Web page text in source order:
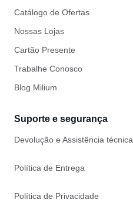
Catálogo de Ofertas
Nossas Lojas
Cartão Presente
Trabalhe Conosco
Blog Milium
Suporte e segurança
Devolução e Assistência técnica
Política de Entrega
Política de Privacidade